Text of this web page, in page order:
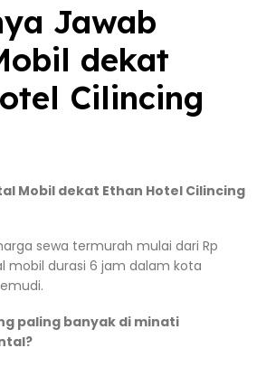
Jawab
dekat
Cilincing
Mobil dekat Ethan Hotel Cilincing
sewa termurah mulai dari Rp
mobil durasi 6 jam dalam kota
paling banyak di minati